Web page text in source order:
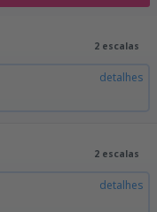
2 escalas
detalhes
2 escalas
detalhes